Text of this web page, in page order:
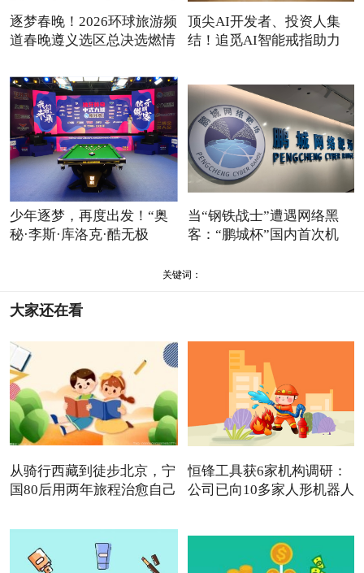
逐梦春晚！2026环球旅游频
道春晚遵义选区总决选燃情
顶尖AI开发者、投资人集
结！追觅AI智能戒指助力
少年逐梦，再度出发！“奥
秘·李斯·库洛克·酷无极
当“钢铁战士”遭遇网络黑
客：“鹏城杯”国内首次机
关键词：
大家还在看
从骑行西藏到徒步北京，宁
国80后用两年旅程治愈自己
恒锋工具获6家机构调研：
公司已向10多家人形机器人